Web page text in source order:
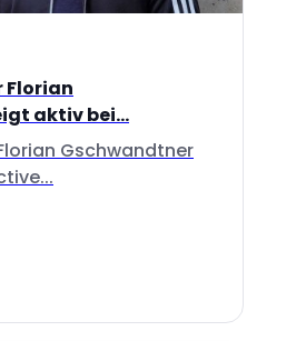
Florian
aktiv bei...
Gschwandtner